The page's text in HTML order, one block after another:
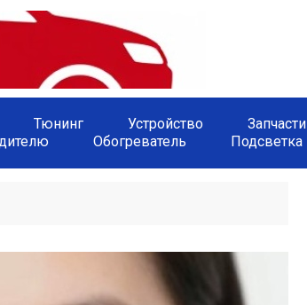
Тюнинг Устройство Запчасти
Обогреватель Подсветка